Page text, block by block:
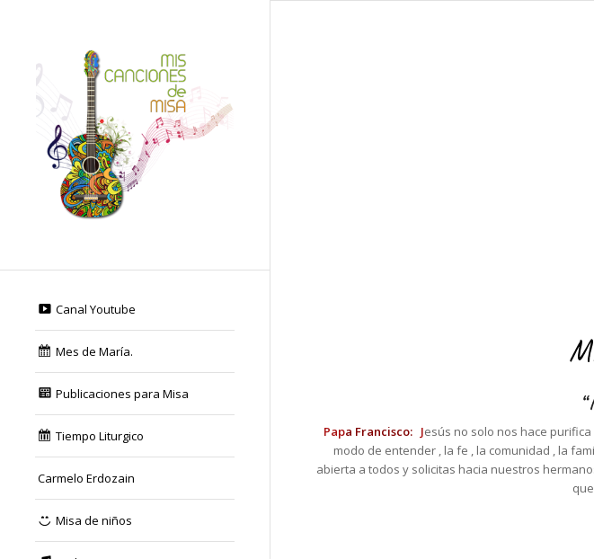
Canal Youtube
Mes de María.
Publicaciones para Misa
Tiempo Liturgico
Carmelo Erdozain
Misa de niños
“
Papa Francisco: Jesús no solo nos hace
modo de entender , la fe , la comunidad , la
abierta a todos y solicitas hacia nuestros